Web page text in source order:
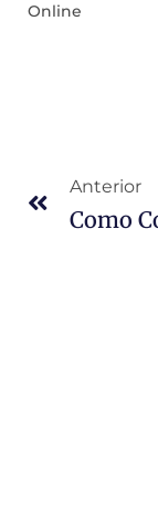
Online
Anterior